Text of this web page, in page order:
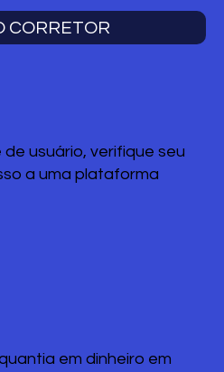
CORRETOR
usuário, verifique seu
a uma plataforma
em dinheiro em